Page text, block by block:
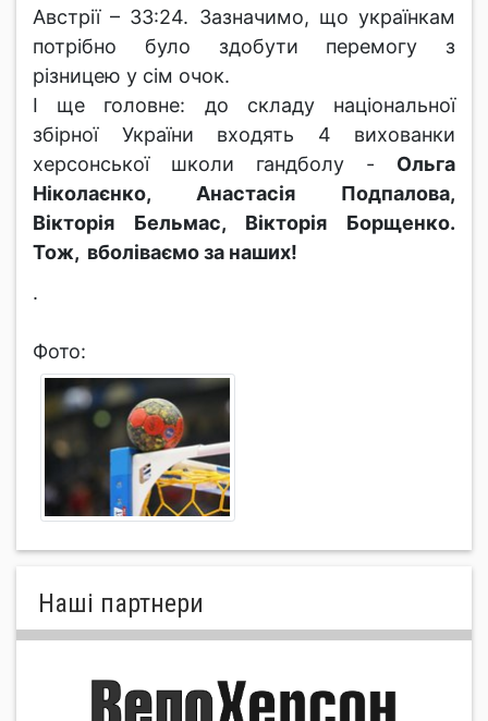
Австрії – 33:24. Зазначимо, що українкам
потрібно було здобути перемогу з
різницею у сім очок.
І ще головне: до складу національної
збірної України входять 4 вихованки
херсонської школи гандболу - Ольга
Ніколаєнко, Анастасія Подпалова,
Вікторія Бельмас, Вікторія Борщенко.
Тож, вболіваємо за наших!
.
Фото:
Нашi партнери